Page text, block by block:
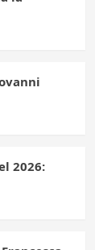
2026: